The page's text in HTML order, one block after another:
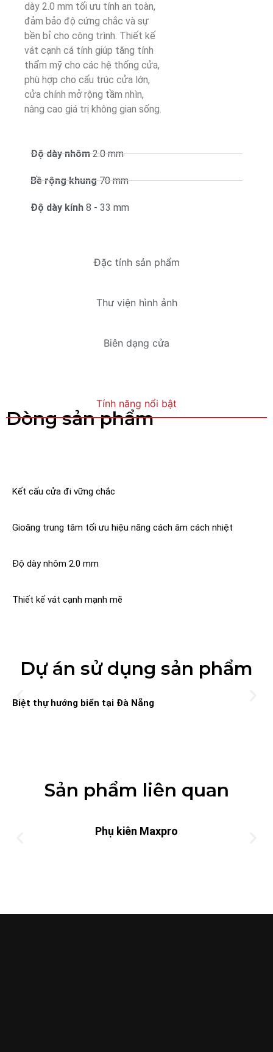
Đặc tính sản phẩm
Thư viện hình ảnh
Biên dạng cửa
dày 2.0 mm tối ưu tính an toàn,
đảm bảo độ cứng chắc và sự
bền bỉ cho công trình. Thiết kế
vát cạnh cá tính giúp tăng tính
thẩm mỹ cho các hệ thống cửa,
phù hợp cho cấu trúc cửa lớn,
cửa chính mở rộng tầm nhìn,
nâng cao giá trị không gian sống.
Độ dày nhôm2.0 mm
Bề rộng khung70 mm
Độ dày kính 8 - 33 mm
Dòng sản phẩm
Tính năng nổi bật
Kết cấu cửa đi vững chắc
Gioăng trung tâm tối ưu hiệu năng cách âm cách nhiệt
Độ dày nhôm 2.0 mm
Thiết kế vát cạnh mạnh mẽ
Dự án sử dụng sản phẩm
Biệt thự hướng biển tại Đà Nẵng
Sản phẩm liên quan
Phụ kiên Maxpro